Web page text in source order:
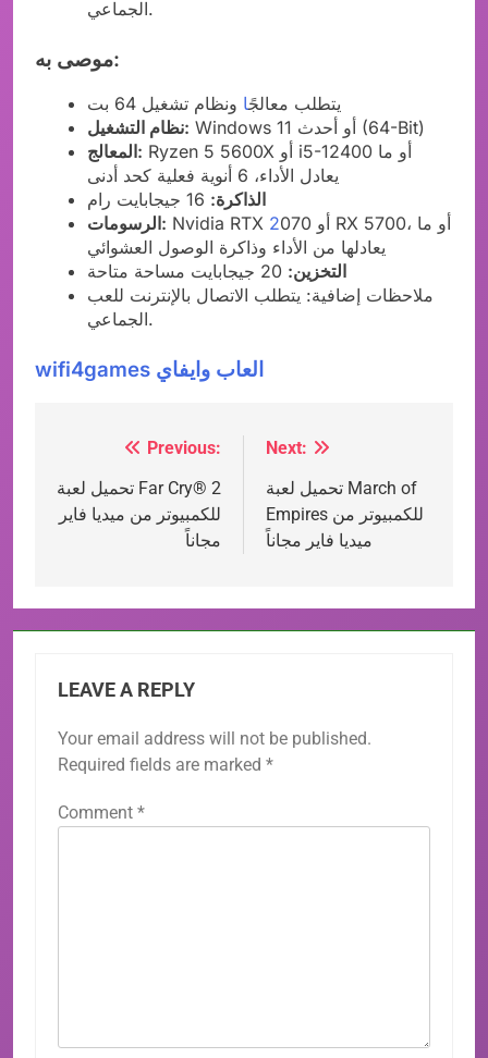
الجماعي.
موصى به:
يتطلب معالجًا ونظام تشغيل 64 بت
نظام التشغيل:
Windows 11 أو أحدث (64-Bit)
المعالج: Ryzen 5 5600X أو i5-12400 أو ما
يعادل الأداء، 6 أنوية فعلية كحد أدنى
الذاكرة:
الرسومات: Nvidia RTX 2070 أو RX 5700، أو ما
يعادلها من الأداء وذاكرة الوصول العشوائي
التخزين:
ملاحظات إضافية: يتطلب الاتصال بالإنترنت للعب
الجماعي.
wifi4games العاب وايفاي
navigation
Previous:
تحميل لعبة Far Cry® 2
للكمبيوتر من ميديا فاير
مجاناً
Next:
تحميل لعبة March of
Empires للكمبيوتر من
ميديا فاير مجاناً
LEAVE A REPLY
Your email address will not be published.
Required fields are marked *
Comment *